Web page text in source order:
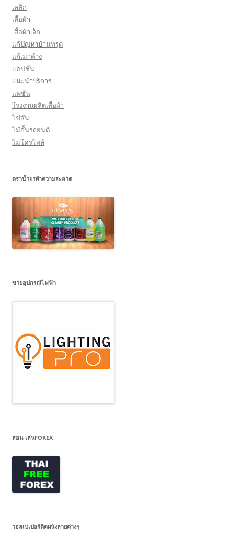
เลสิก
เสื้อผ้า
เสื้อผ้าเด็ก
แก้ปัญหาบ้านทรุด
แก้เมาค้าง
แคปชั่น
แนะนำบริการ
แฟชั่น
โรงงานผลิตเสื้อผ้า
ไข่สั่น
ไม้กั้นรถยนต์
ไมโครไพล์
ตราน้ำยาทำความสะอาด
ขายอุปกรณ์ไฟฟ้า
สอน เล่นFOREX
วอลเปเปอร์ติดผนังลายต่างๆ